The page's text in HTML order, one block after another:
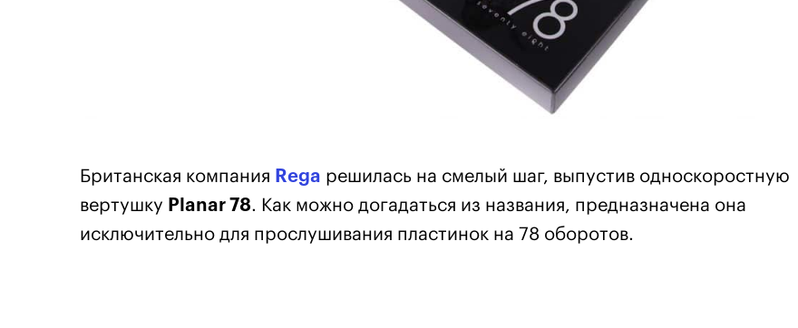
Британская компания Rega решилась на смелый шаг, выпустив односкоростную
вертушку Planar 78. Как можно догадаться из названия, предназначена она
исключительно для прослушивания пластинок на 78 оборотов.